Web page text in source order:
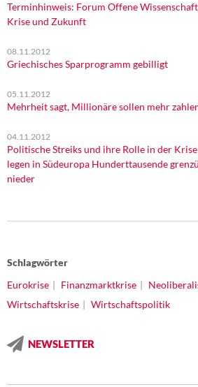
Terminhinweis: Forum Offene
Krise und Zukunft
08.11.2012
Griechisches Sparprogramm gebilligt
05.11.2012
Mehrheit sagt, Millionäre sollen mehr
04.11.2012
Politische Streiks und ihre Rolle in der
legen in Südeuropa Hunderttausende
nieder
Schlagwörter
Eurokrise
Finanzmarktkrise
Wirtschaftskrise
Wirtschaftspolitik
NEWSLETTER